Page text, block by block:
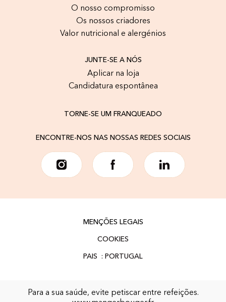
O nosso compromisso
Os nossos criadores
Valor nutricional e alergénios
JUNTE-SE A NÓS
Aplicar na loja
Candidatura espontânea
TORNE-SE UM FRANQUEADO
ENCONTRE-NOS NAS NOSSAS REDES SOCIAIS
MENÇÕES LEGAIS
COOKIES
Para a sua saúde, evite petiscar entre refeições.